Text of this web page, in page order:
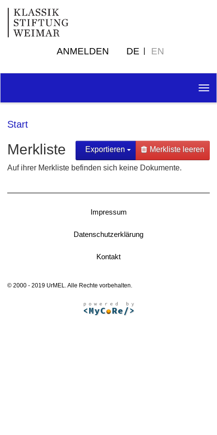
ANMELDEN DE EN
Start
Exportieren Merkliste leeren
Merkliste
Auf ihrer Merkliste befinden sich keine Dokumente.
Impressum
Datenschutzerklärung
Kontakt
© 2000 - 2019 UrMEL. Alle Rechte vorbehalten.